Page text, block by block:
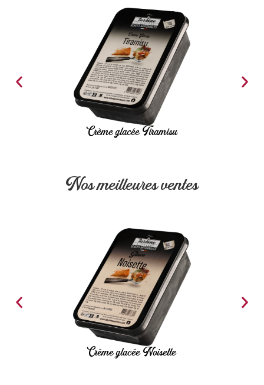
Crème glacée Tiramisu
Nos meilleures ventes
Crème glacée Noisette